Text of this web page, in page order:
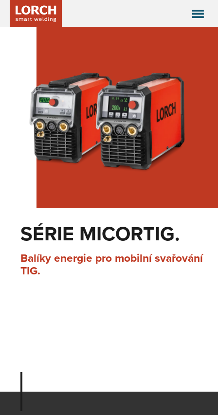
Série MicorTIG
SÉRIE MICORTIG.
Balíky energie pro mobilní svařování
TIG.